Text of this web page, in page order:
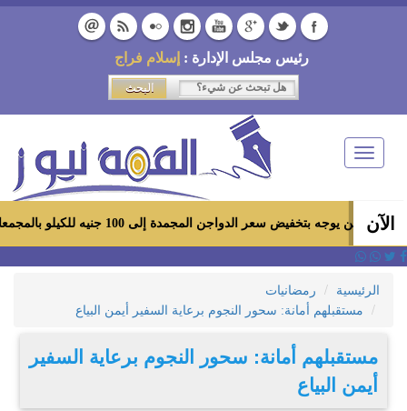
رئيس مجلس الإدارة : إسلام فراج
Toggle
navigation
الآن
بتخفيض سعر الدواجن المجمدة إلى 100 جنيه للكيلو بالمجمعات الاستهلاكية ومعارض «أهلاً رمضان»
الرئيسية
رمضانيات
مستقبلهم أمانة: سحور النجوم برعاية السفير أيمن البياع
مستقبلهم أمانة: سحور النجوم برعاية السفير
أيمن البياع